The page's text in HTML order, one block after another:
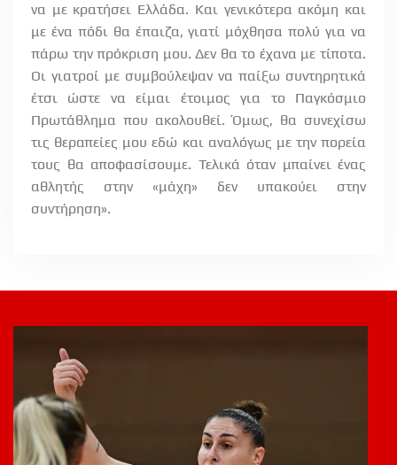
να με κρατήσει Ελλάδα. Και γενικότερα ακόμη και
με ένα πόδι θα έπαιζα, γιατί μόχθησα πολύ για να
πάρω την πρόκριση μου. Δεν θα το έχανα με τίποτα.
Οι γιατροί με συμβούλεψαν να παίξω συντηρητικά
έτσι ώστε να είμαι έτοιμος για το Παγκόσμιο
Πρωτάθλημα που ακολουθεί. Όμως, θα συνεχίσω
τις θεραπείες μου εδώ και αναλόγως με την πορεία
τους θα αποφασίσουμε. Τελικά όταν μπαίνει ένας
αθλητής στην «μάχη» δεν υπακούει στην
συντήρηση».